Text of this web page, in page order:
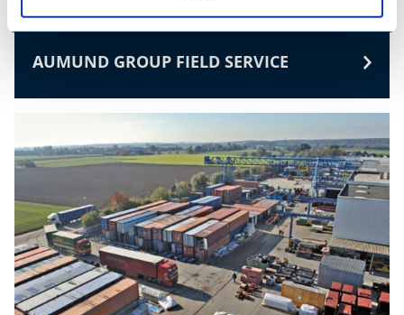
AUMUND GROUP FIELD SERVICE